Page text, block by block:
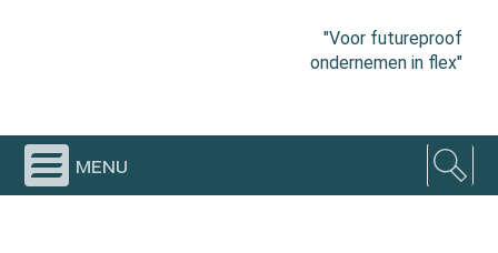
"Voor futureproof
ondernemen in flex"
menu